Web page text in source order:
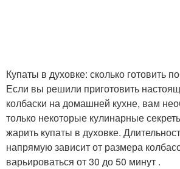
Купаты в духовке: сколько готовить
Если вы решили приготовить
колбаски на домашней кухне, вам
только некоторые кулинарные
жарить купаты в духовке.
напрямую зависит от размера
варьироваться от 30 до 50 минут .